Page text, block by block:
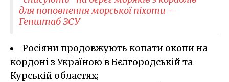
для поповнення морської піхоти –
Генштаб ЗСУ
Росіяни продовжують копати окопи на
кордоні з Україною в Бєлгородській та
Курській областях;